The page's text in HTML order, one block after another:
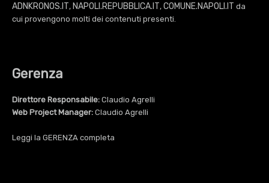
ADNKRONOS.IT, NAPOLI.REPUBBLICA.IT, COMUNE.NAPOLI.IT da
cui provengono molti dei contenuti presenti.
Gerenza
Direttore Responsabile: Claudio Agrelli
Web Project Manager: Claudio Agrelli
Leggi la GERENZA completa